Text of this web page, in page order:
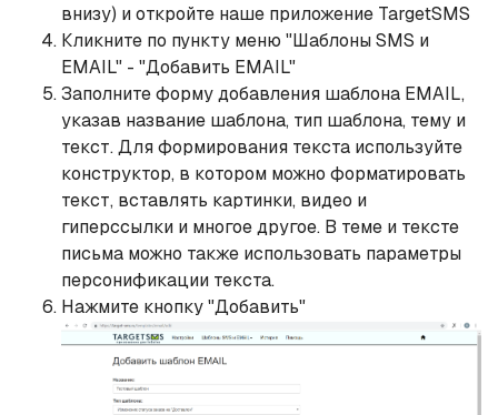
внизу) и откройте наше приложение TargetSMS
Кликните по пункту меню "Шаблоны SMS и
EMAIL" - "Добавить EMAIL"
Заполните форму добавления шаблона EMAIL,
указав название шаблона, тип шаблона, тему и
текст. Для формирования текста используйте
конструктор, в котором можно форматировать
текст, вставлять картинки, видео и
гиперссылки и многое другое. В теме и тексте
письма можно также использовать параметры
персонификации текста.
Нажмите кнопку "Добавить"